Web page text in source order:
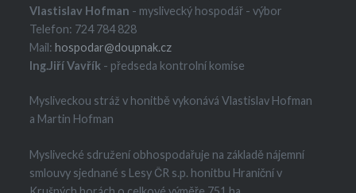
Vlastislav Hofman - myslivecký hospodář - výbor
Telefon: 724 784 828
Mail:hospodar@doupnak.cz
Ing.Jiří Vavřík - předseda kontrolní komise
Mysliveckou stráž v honitbě vykonává Vlastislav Hofman
a Martin Hofman
Myslivecké sdružení obhospodařuje na základě nájemní
smlouvy sjednané s Lesy ČR s.p. honitbu Hraniční v